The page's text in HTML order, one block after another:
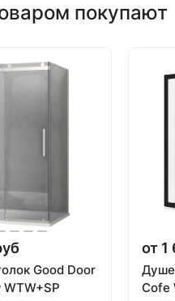
покупают
Good Door
от 1
Cofe